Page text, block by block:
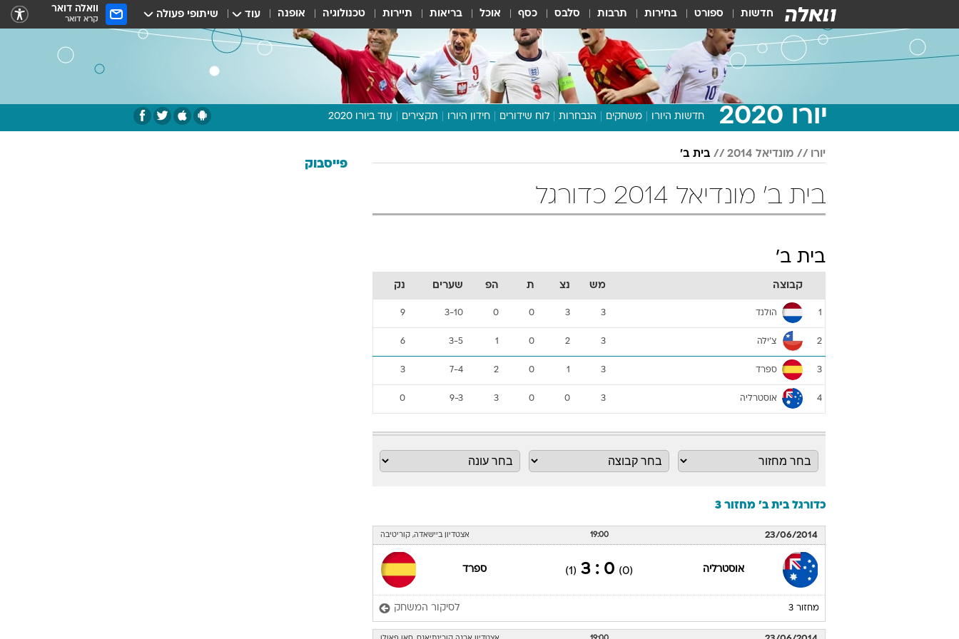
חדשות ספורט בחירות תרבות סלבס כסף אוכל בריאות תיירות טכנולוגיה אופנה עוד שיתופי פעולה וואלה דואר
קרא דואר
יורו 2020 חדשות היורו משחקים הנבחרות לוח שידורים חידון היורו תקצירים עוד ביורו 2020
תכנית היורו
יורו מונדיאל 2014 בית ב'
בית ב' מונדיאל 2014 כדורגל
בית ב'
קבוצה מש נצ ת הפ שערים נק
1 הולנד 3
3
0
0
3-10
9
2 צ'ילה 3
2
0
1
3-5
6
3 ספרד 3
1
0
2
7-4
3
4 אוסטרליה 3
0
0
3
9-3
0
כדורגל בית ב' מחזור 3
23/06/2014
19:00 אצטדיון ביישאדה, קוריטיבה
אוסטרליה (0)
0 : 3
(1) ספרד
מחזור 3 לסיקור המשחק
פייסבוק